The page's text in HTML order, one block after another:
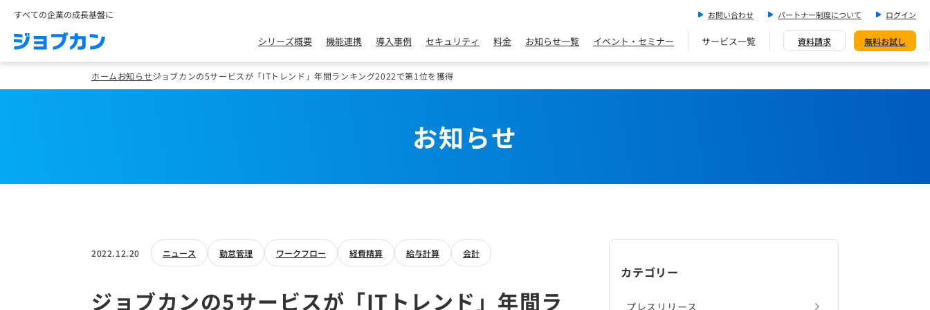
すべての企業の成長基盤に お問い合わせ パートナー制度について ログイン
シリーズ概要 機能連携 導入事例 セキュリティ 料金 お知らせ一覧 イベント・セミナー サービス一覧 資料請求 無料お試し
ホームお知らせジョブカンの5サービスが「ITトレンド」年間ランキング2022で第1位を獲得
お知らせ
2022.12.20 ニュース 勤怠管理 ワークフロー 経費精算 給与計算 会計
ジョブカンの5サービスが「ITトレンド」年間ラ
カテゴリー
プレスリリース